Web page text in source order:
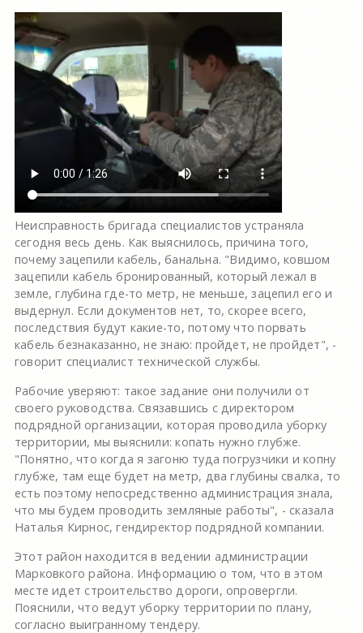
Неисправность бригада специалистов устраняла
сегодня весь день. Как выяснилось, причина того,
почему зацепили кабель, банальна. "Видимо, ковшом
зацепили кабель бронированный, который лежал в
земле, глубина где-то метр, не меньше, зацепил его и
выдернул. Если документов нет, то, скорее всего,
последствия будут какие-то, потому что порвать
кабель безнаказанно, не знаю: пройдет, не пройдет", -
говорит специалист технической службы.
Рабочие уверяют: такое задание они получили от
своего руководства. Связавшись с директором
подрядной организации, которая проводила уборку
территории, мы выяснили: копать нужно глубже.
"Понятно, что когда я загоню туда погрузчики и копну
глубже, там еще будет на метр, два глубины свалка, то
есть поэтому непосредственно администрация знала,
что мы будем проводить земляные работы", - сказала
Наталья Кирнос, гендиректор подрядной компании.
Этот район находится в ведении администрации
Марковкого района. Информацию о том, что в этом
месте идет строительство дороги, опровергли.
Пояснили, что ведут уборку территории по плану,
согласно выигранному тендеру.